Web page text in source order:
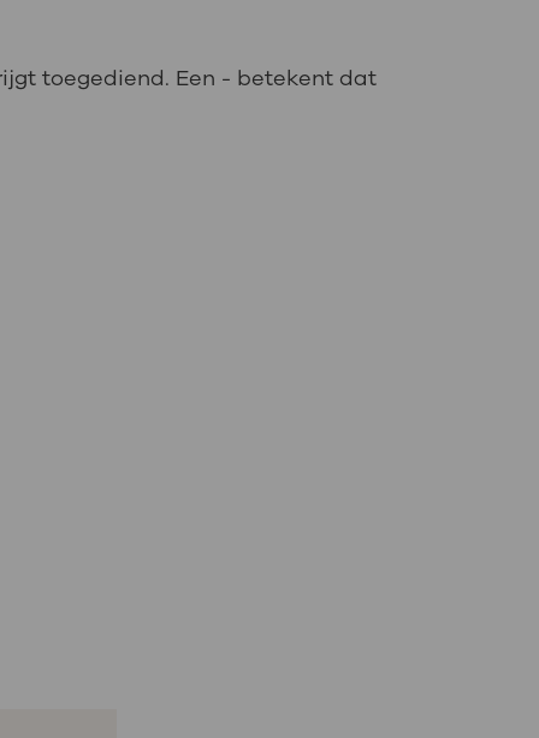
toegediend. Een - betekent dat